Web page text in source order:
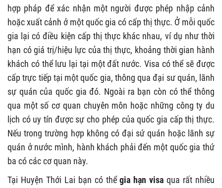
hợp pháp để xác nhận một người được phép nhập cảnh
hoặc xuất cảnh ở một quốc gia có cấp thị thực. Ở mỗi quốc
gia lại có điều kiện cấp thị thực khác nhau, ví dụ như thời
hạn có giá trị/hiệu lực của thị thực, khoảng thời gian hành
khách có thể lưu lại tại một đất nước. Visa có thể sẽ được
cấp trực tiếp tại một quốc gia, thông qua đại sư quán, lãnh
sự quán của quốc gia đó. Ngoài ra bạn còn có thể thông
qua một số cơ quan chuyên môn hoặc những công ty du
lịch có uy tín được sự cho phép của quốc gia cấp thị thực.
Nếu trong trường hợp không có đại sứ quán hoặc lãnh sự
quán ở nước mình, hành khách phải đến một quốc gia thứ
ba có các cơ quan này.
Tại Huyện Thới Lai bạn có thểgia hạn visa qua rất nhiều